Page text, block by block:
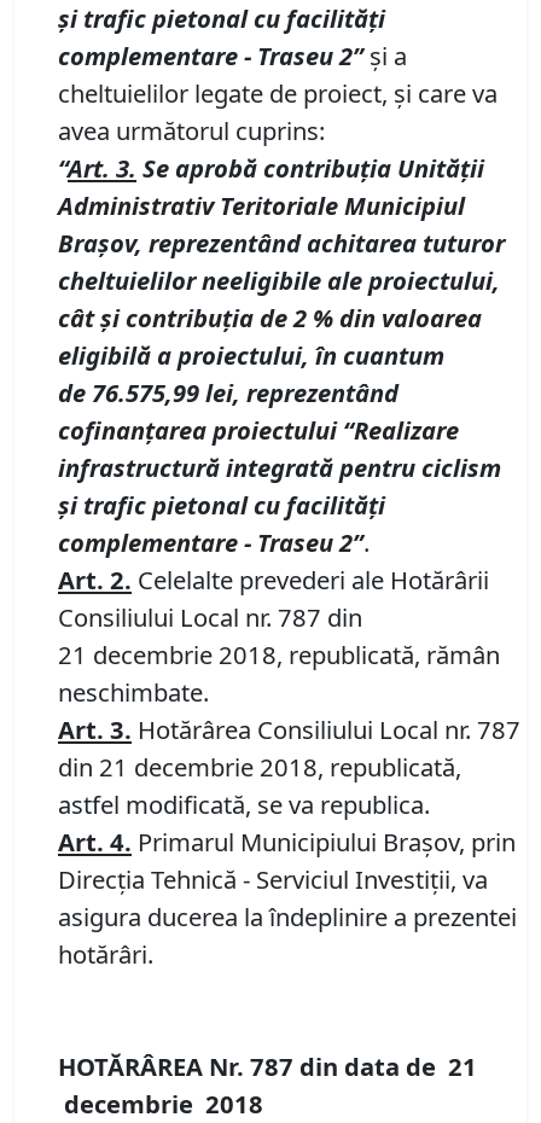
şi trafic pietonal cu facilităţi
complementare- Traseu2”și a
cheltuielilor legate de proiect, şi care va
avea următorul cuprins:
“Art. 3. Se aprobă contribuţia Unităţii
Administrativ Teritoriale Municipiul
Braşov, reprezentând achitarea tuturor
cheltuielilor neeligibile ale proiectului,
cât și contribuția de2 % din valoarea
eligibilă a proiectului, în cuantum
de 76.575,99lei, reprezentând
cofinanțarea proiectului “Realizare
infrastructură integrată pentru ciclism
şi trafic pietonal cu facilităţi
complementare- Traseu2”.
Art. 2. Celelalte prevederi ale Hotărârii
Consiliului Local nr. 787 din
21 decembrie 2018, republicată, rămân
neschimbate.
Art. 3. Hotărârea Consiliului Local nr. 787
din 21 decembrie 2018, republicată,
astfel modificată, se va republica.
Art. 4. Primarul Municipiului Braşov, prin
Direcţia Tehnică - Serviciul Investiţii, va
asigura ducerea la îndeplinire a prezentei
hotărâri.
HOTĂRÂREA Nr. 787 din data de 21
decembrie 2018